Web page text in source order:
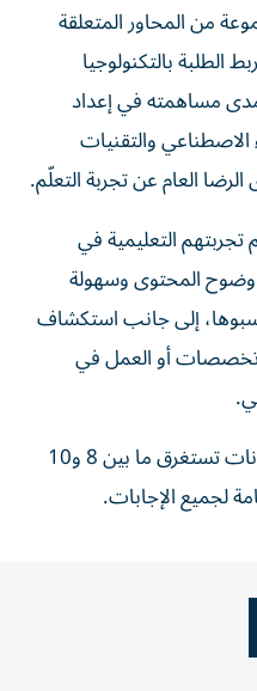
من المحاور المتعلقة
الطلبة بالتكنولوجيا
مساهمته في إعداد
الاصطناعي والتقنيات
العام عن تجربة التعلّم.
تجربتهم التعليمية في
المحتوى وسهولة
إلى جانب استكشاف
تخصصات أو العمل في
وأوضحت الوزارة أن تعبئة الاستبانات تستغرق ما بين 8 و10
لجميع الإجابات.